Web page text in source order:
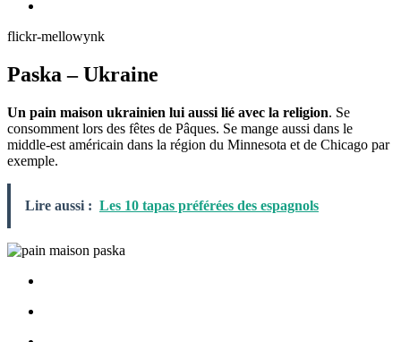
flickr-mellowynk
Paska – Ukraine
Un pain maison ukrainien lui aussi lié avec la religion. Se
consomment lors des fêtes de Pâques. Se mange aussi dans le
middle-est américain dans la région du Minnesota et de Chicago par
exemple.
Lire aussi : Les 10 tapas préférées des espagnols